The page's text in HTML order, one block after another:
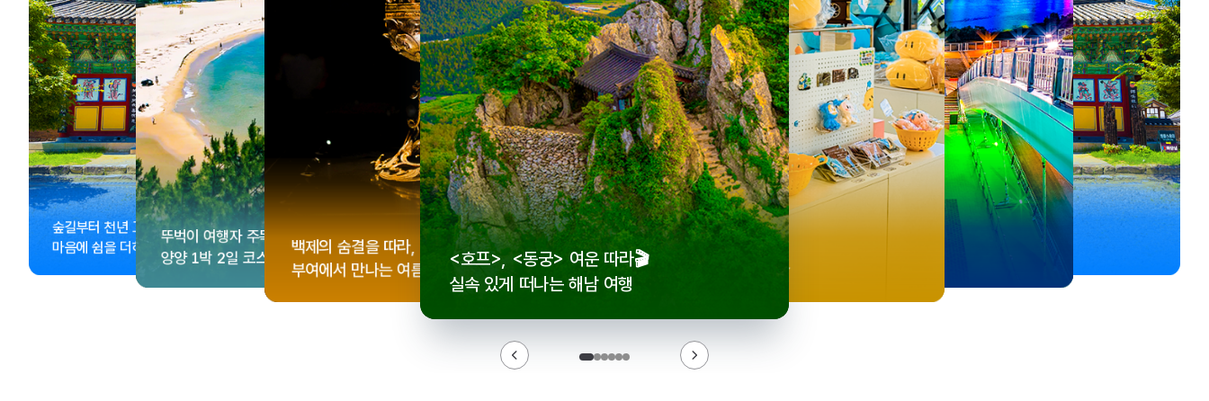
<동궁> 여운 따라🎬
떠나는 해남 여행
수집!
기념품숍 3곳⭐
더 재미있어지는숲길부터 천년 고찰까지!
마음에 쉼을 더하는 부안
뚜벅이 여행자 주목🚶
양양 1박 2일 코스
백제의 숨결을 따라,
부여에서 만나는 여름
<호프>, <동궁> 여운 따라🎬
실속 있게 떠나는 해남 여행
로컬 감성 수집!
전국 로컬 기념품숍 3곳⭐
우리말이 더 재미있어지는숲길부터 천년 고찰까지!뚜벅이 여행자 주목🚶
양양 1박 2일 코스
백제의 숨결을 따라,
부여에서 만나는 여름
<호프>, <동궁> 여운 따라🎬
실속 있게 떠나는 해남 여행
로컬 감성 수집!
전국 로컬 기념품숍 3곳⭐
우리말이 더 재미있어지는
세종 한글 여행
숲길부터 천년 고찰까지!
마음에 쉼을 더하는 부안
뚜벅이 여행자 주목🚶
양양 1박 2일 코스
백제의 숨결을 따라,
부여에서 만나는 여름